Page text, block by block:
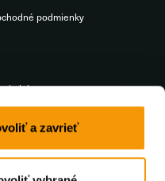
a zavrieť
podmienky